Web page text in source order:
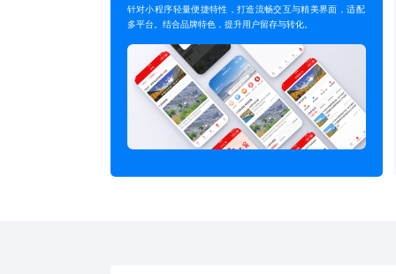
针对小程序轻量便捷特性，打造流畅交互与精美界面，适配
多平台。结合品牌特色，提升用户留存与转化。